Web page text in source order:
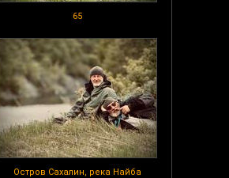
65
Остров Сахалин, река Найба